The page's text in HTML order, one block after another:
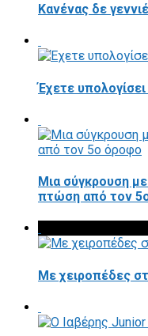
Κανένας δε
Έχετε
Μια σύγκρουση
πτώση από τον
Με χειροπέδες